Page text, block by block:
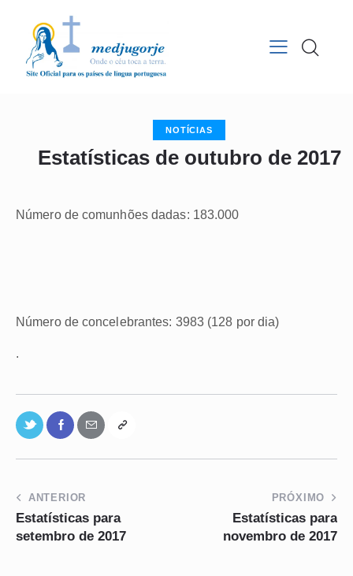
NOTÍCIAS
Estatísticas de outubro de 2017
Número de comunhões dadas: 183.000
Número de concelebrantes: 3983 (128 por dia)
.
ANTERIOR
Estatísticas para
setembro de 2017
PRÓXIMO
Estatísticas para
novembro de 2017